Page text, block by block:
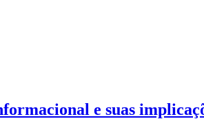
e suas